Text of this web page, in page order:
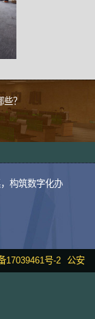
？
构筑数字化办
17039461号-2
公安